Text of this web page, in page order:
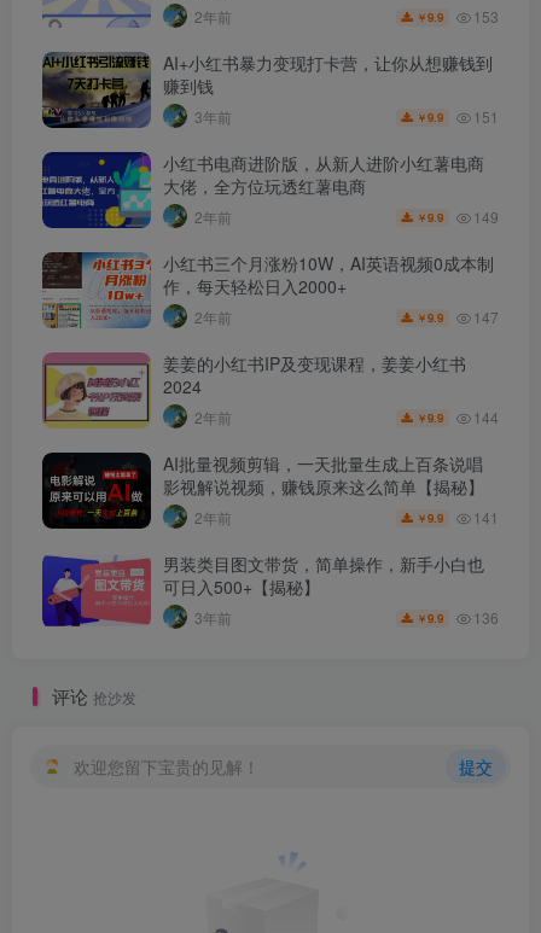
2年前 ￥9.9 153
AI+小红书暴力变现打卡营，让你从想赚钱到
赚到钱
3年前 ￥9.9 151
小红书电商进阶版，从新人进阶小红薯电商
大佬，全方位玩透红薯电商
2年前 ￥9.9 149
小红书三个月涨粉10W，AI英语视频0成本制
作，每天轻松日入2000+
2年前 ￥9.9 147
姜姜的小红书IP及变现课程，姜姜小红书
2024
2年前 ￥9.9 144
AI批量视频剪辑，一天批量生成上百条说唱
影视解说视频，赚钱原来这么简单【揭秘】
2年前 ￥9.9 141
男装类目图文带货，简单操作，新手小白也
可日入500+【揭秘】
3年前 ￥9.9 136
评论 抢沙发
欢迎您留下宝贵的见解！ 提交